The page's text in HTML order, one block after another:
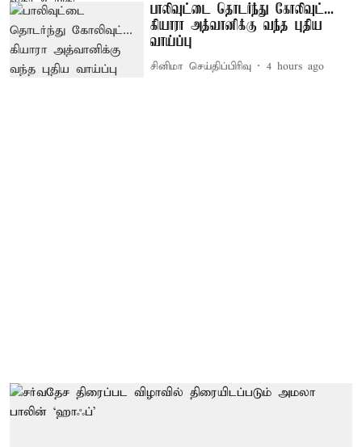
பாலிவுட்டை தொடர்ந்து கோலிவுட்...
கியாரா அத்வானிக்கு வந்த புதிய
வாய்ப்பு
சினிமா செய்திப்பிரிவு 4 hours ago